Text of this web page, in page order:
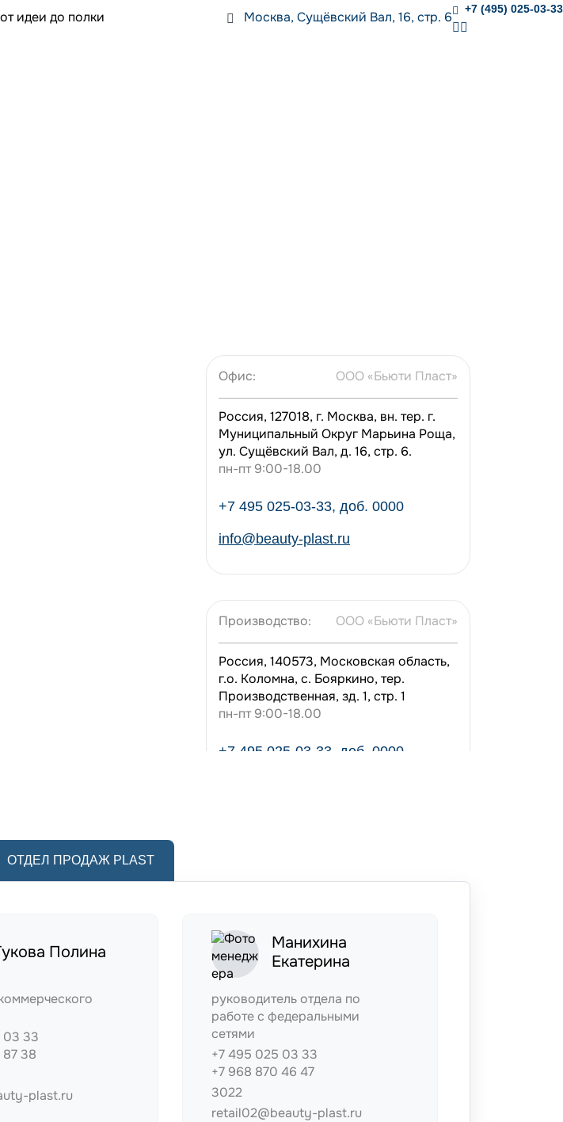
идеи до полки Москва, Сущёвский Вал, 16, стр. 6 +7 (495) 025-03-33
Офис: ООО «Бьюти Пласт»
Россия, 127018, г. Москва, вн. тер. г.
Муниципальный Округ Марьина Роща,
ул. Сущёвский Вал, д. 16, стр. 6.
пн-пт 9:00-18.00
+7 495 025-03-33, доб. 0000
info@beauty-plast.ru
Производство: ООО «Бьюти Пласт»
Россия, 140573, Московская область,
г.о. Коломна, с. Бояркино, тер.
Производственная, зд. 1, стр. 1
пн-пт 9:00-18.00
+7 495 025-03-33, доб. 0000
ОТДЕЛ ПРОДАЖ PLAST
Полина
03 33
38
plast.ru
Манихина
Екатерина
руководитель отдела по
работе с федеральными
сетями
+7 495 025 03 33
+7 968 870 46 47
3022
retail02@beauty-plast.ru